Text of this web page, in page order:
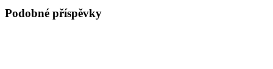
Podobné příspěvky